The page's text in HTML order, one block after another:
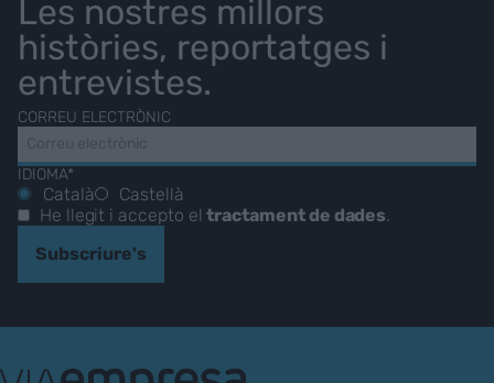
Les nostres millors
històries, reportatges i
entrevistes.
CORREU ELECTRÒNIC
IDIOMA*
Català
Castellà
He llegit i accepto eltractament de dades.
Subscriure's